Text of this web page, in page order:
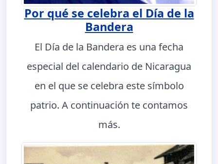
Por qué se celebra el Día de la
Bandera
El Día de la Bandera es una fecha
especial del calendario de Nicaragua
en el que se celebra este símbolo
patrio. A continuación te contamos
más.